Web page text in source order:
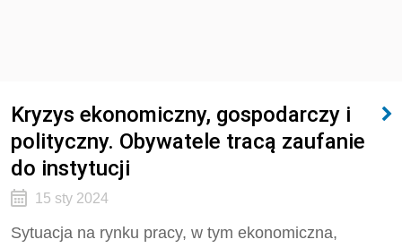
Kryzys ekonomiczny, gospodarczy i
polityczny. Obywatele tracą zaufanie
do instytucji
15 sty 2024
Sytuacja na rynku pracy, w tym ekonomiczna,